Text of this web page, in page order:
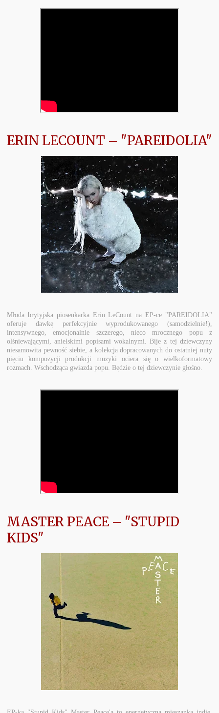
ERIN LECOUNT – "PAREIDOLIA"
Młoda brytyjska piosenkarka Erin LeCount na EP-ce "PAREIDOLIA"
oferuje dawkę perfekcyjnie wyprodukowanego (samodzielnie!),
intensywnego, emocjonalnie szczerego, nieco mrocznego popu z
olśniewającymi, anielskimi popisami wokalnymi. Bije z tej dziewczyny
niesamowita pewność siebie, a kolekcja dopracowanych do ostatniej nuty
pięciu kompozycji produkcji muzyki ociera się o wielkoformatowy
rozmach. Wschodząca gwiazda popu. Będzie o tej dziewczynie głośno.
MASTER PEACE – "STUPID
KIDS"